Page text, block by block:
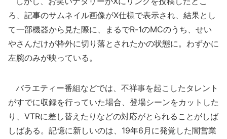
ろ、記事のサムネイル画像がX仕様で表示され、結果とし
て一部機器から見た際に、まるでR-1のMCのうち、せい
やさんだけが枠外に切り落とされたかの状態に。わずかに
左腕のみが映っている。
バラエティー番組などでは、不祥事を起こしたタレント
がすでに収録を行っていた場合、登場シーンをカットした
り、VTRに差し替えたりなどの対応がとられることがしば
しばある。記憶に新しいのは、19年6月に発覚した闇営業